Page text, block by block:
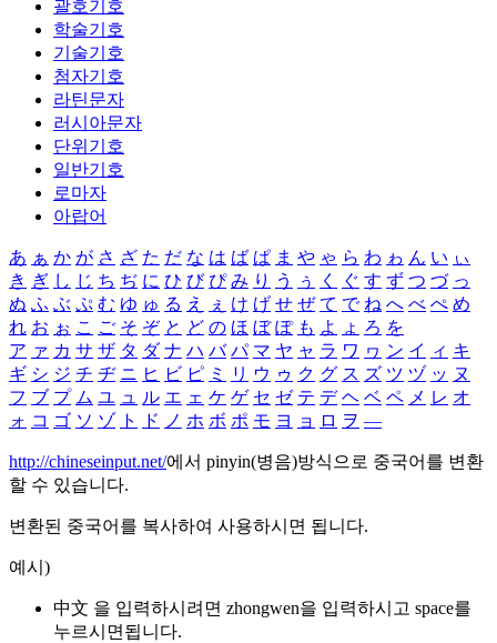
괄호기호
학술기호
기술기호
첨자기호
라틴문자
러시아문자
단위기호
일반기호
로마자
아랍어
あ ぁ か が さ ざ た だ な は ば ぱ ま や ゃ ら わ ゎ ん い ぃ
き ぎ し じ ち ぢ に ひ び ぴ み り う ぅ く ぐ す ず つ づ っ
ぬ ふ ぶ ぷ む ゆ ゅ る え ぇ け げ せ ぜ て で ね へ べ ぺ め
れ お ぉ こ ご そ ぞ と ど の ほ ぼ ぽ も よ ょ ろ を
ア ァ カ サ ザ タ ダ ナ ハ バ パ マ ヤ ャ ラ ワ ヮ ン イ ィ キ
ギ シ ジ チ ヂ ニ ヒ ビ ピ ミ リ ウ ゥ ク グ ス ズ ツ ヅ ッ ヌ
フ ブ プ ム ユ ュ ル エ ェ ケ ゲ セ ゼ テ デ ヘ ベ ペ メ レ オ
ォ コ ゴ ソ ゾ ト ド ノ ホ ボ ポ モ ヨ ョ ロ ヲ ―
http://chineseinput.net/에서 pinyin(병음)방식으로 중국어를 변환
할 수 있습니다.
변환된 중국어를 복사하여 사용하시면 됩니다.
예시)
中文 을 입력하시려면 zhongwen을 입력하시고 space를
누르시면됩니다.